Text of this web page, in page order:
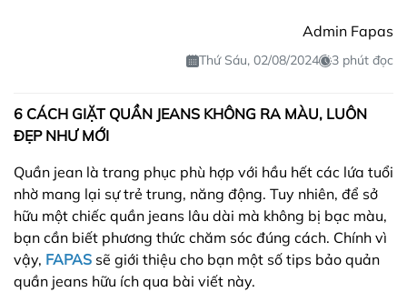
Admin Fapas
Thứ Sáu, 02/08/2024 3 phút đọc
6 CÁCH GIẶT QUẦN JEANS KHÔNG RA MÀU, LUÔN
ĐẸP NHƯ MỚI
Quần jean là trang phục phù hợp với hầu hết các lứa tuổi
nhờ mang lại sự trẻ trung, năng động. Tuy nhiên, để sở
hữu một chiếc quần jeans lâu dài mà không bị bạc màu,
bạn cần biết phương thức chăm sóc đúng cách. Chính vì
vậy, FAPAS sẽ giới thiệu cho bạn một số tips bảo quản
quần jeans hữu ích qua bài viết này.